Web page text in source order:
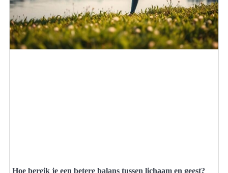
Hoe bereik je een betere balans tussen lichaam en geest?